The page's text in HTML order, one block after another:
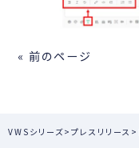
« 前のページ
VWSシリーズ> プレスリリース >